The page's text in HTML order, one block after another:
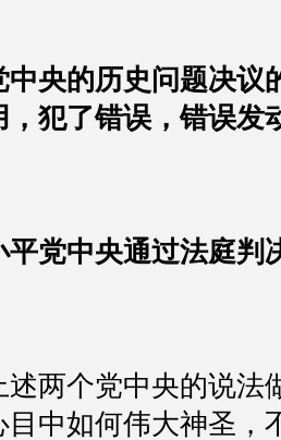
中央的历史问题决议
，犯了错误，错误发
平党中央通过法庭判
述两个党中央的说法
目中如何伟大神圣，